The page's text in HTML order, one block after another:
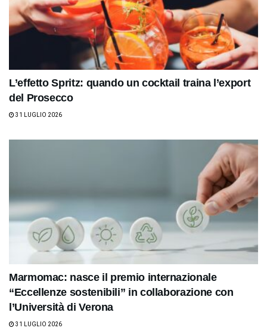
L’effetto Spritz: quando un cocktail traina l’export
del Prosecco
31 LUGLIO 2026
Marmomac: nasce il premio internazionale
“Eccellenze sostenibili” in collaborazione con
l’Università di Verona
31 LUGLIO 2026